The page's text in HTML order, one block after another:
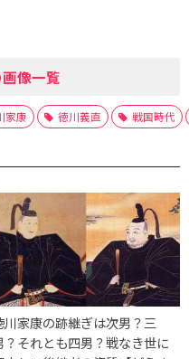
像一覧
家康 徳川義直 戦国時代
川家康の跡継ぎは次男？三
？それとも四男？戦なき世に